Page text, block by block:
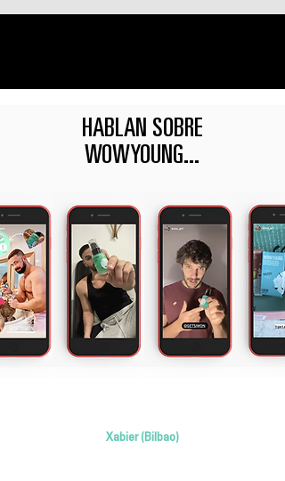
HABLAN SOBRE
WOWYOUNG...
Xabier (Bilbao)